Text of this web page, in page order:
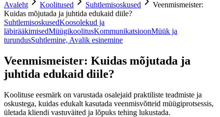
Avaleht
Koolitused Suhtlemisoskused
Veenmismeister:
Kuidas mõjutada ja juhtida edukaid diile?
SuhtlemisoskusedKoosolekud ja
läbirääkimisedMüügikoolitusKommunikatsioonMüük ja
turundusSuhtlemine, Avalik esinemine
Veenmismeister: Kuidas mõjutada ja
juhtida edukaid diile?
Koolituse eesmärk on varustada osalejaid praktiliste teadmiste ja
oskustega, kuidas edukalt kasutada veenmisvõtteid müügiprotsessis,
ületada kliendi vastuväited ja lõpuks tehing lukustada.